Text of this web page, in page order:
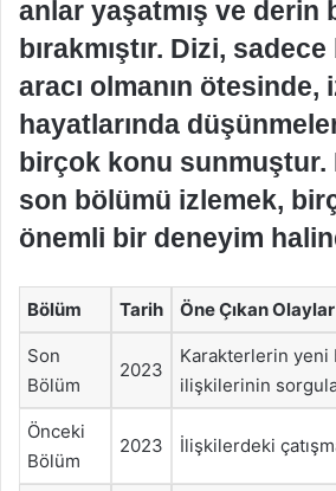
anlar yaşatmış ve derin
bırakmıştır. Dizi,
aracı olmanın ötesinde,
hayatlarında
birçok konu sunmuştur.
son bölümü izlemek,
önemli bir deneyim
Bölüm Tarih Öne Çıkan Olaylar
Son
Bölüm
2023
Karakterlerin yeni
ilişkilerinin
Önceki
Bölüm
2023 İlişkilerdeki